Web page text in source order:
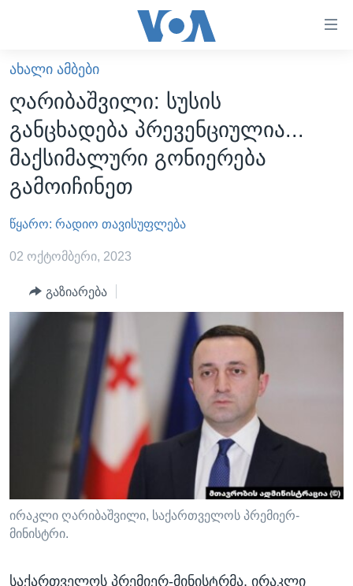
ხელმისაწვდომობისთვის
გადადით
მთავარზე
გადადით
მთავარ
ნავიგაციაზე
გადადით
ძიებაზე
ᲐᲮᲐᲚᲘ ᲐᲛᲑᲔᲑᲘ
ᲡᲐᲥᲐᲠᲗᲕᲔᲚᲝ
ᲐᲨᲨ
ᲐᲨᲨ-ᲘᲡ ᲐᲠᲩᲔᲕᲜᲔᲑᲘ 2024
ᲛᲡᲝᲤᲚᲘᲝ
ᲕᲘᲓᲔᲝᲔᲑᲘ
ᲒᲐᲓᲐᲪᲔᲛᲔᲑᲘ
ᲕᲐᲨᲘᲜᲒᲢᲝᲜᲘ ᲓᲦᲔᲡ
ᲮᲔᲓᲕᲐ ᲕᲐᲨᲘᲜᲒᲢᲝᲜᲘᲓᲐᲜ
ᲡᲢᲣᲓᲘᲐ ᲕᲐᲨᲘᲜᲒᲢᲝᲜᲘ
ᲡᲮᲕᲐ ᲡᲘᲐᲮᲚᲔᲔᲑᲘ
ᲯᲐᲜᲛᲠᲗᲔᲚᲝᲑᲐ
ᲘᲜᲢᲔᲠᲕᲘᲣ
ᲒᲐᲚᲘᲚᲔᲝ
ᲓᲔᲖᲘᲜᲤᲝᲠᲛᲐᲪᲘᲐ
ᲠᲣᲡᲔᲗᲘᲡ ᲨᲔᲭᲠᲐ ᲣᲙᲠᲐᲘᲜᲐᲨᲘ
Learning English
ᲗᲕᲐᲚᲘ ᲒᲕᲐᲓᲔᲕᲜᲔᲗ
ენები
ᲐᲮᲐᲚᲘ ᲐᲛᲑᲔᲑᲘ
ღარიბაშვილი: სუსის
განცხადება პრევენციულია...
მაქსიმალური გონიერება
გამოიჩინეთ
წყარო: რადიო თავისუფლება
02 ოქტომბერი, 2023
გაზიარება
ირაკლი ღარიბაშვილი, საქართველოს პრემიერ-
მინისტრი.
საქართველოს პრემიერ-მინისტრმა, ირაკლი